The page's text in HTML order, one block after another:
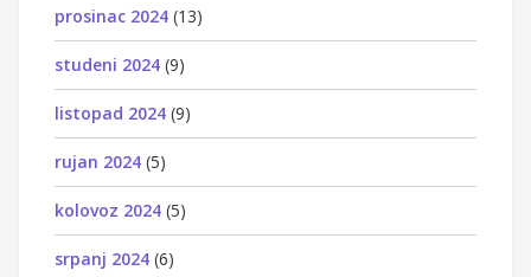
prosinac 2024 (13)
studeni 2024 (9)
listopad 2024 (9)
rujan 2024 (5)
kolovoz 2024 (5)
srpanj 2024 (6)